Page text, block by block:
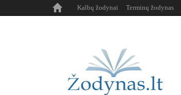
Kalbų žodynai Terminų žodynas